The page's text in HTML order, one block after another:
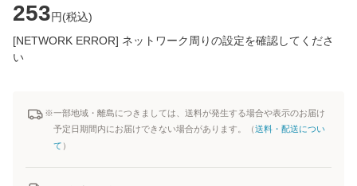
253円(税込)
[NETWORK ERROR] ネットワーク周りの設定を確認してくださ
い
※一部地域・離島につきましては、送料が発生する場合や表示のお届け
予定日期間内にお届けできない場合があります。（送料・配送につい
て ）